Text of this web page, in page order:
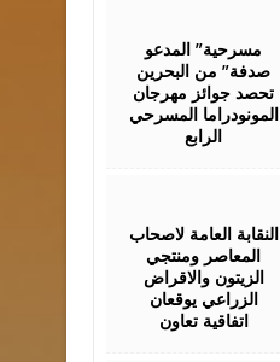
مسرحية” المدعو
صدفة” من البحرين
تحصد جوائز مهرجان
المونودراما المسرحي
الرابع
النقابة العامة لاصحاب
المعاصر ومنتجي
الزيتون والاقراض
الزراعي يوقعان
اتفاقية تعاون
2026